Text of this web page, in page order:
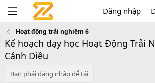
Đăng nhập
Hoạt động trải nghiệm 6
Kế hoạch dạy học Hoạt Động Trải
Cánh Diều
Bạn phải đăng nhập để tải